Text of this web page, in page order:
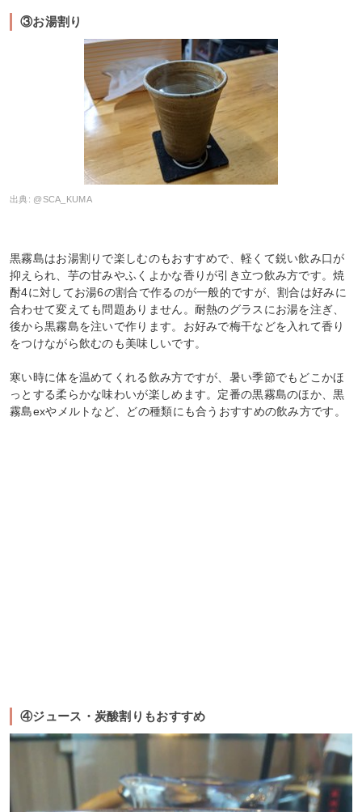
③お湯割り
出典: @SCA_KUMA
黒霧島はお湯割りで楽しむのもおすすめで、軽くて鋭い飲み口が
抑えられ、芋の甘みやふくよかな香りが引き立つ飲み方です。焼
酎4に対してお湯6の割合で作るのが一般的ですが、割合は好みに
合わせて変えても問題ありません。耐熱のグラスにお湯を注ぎ、
後から黒霧島を注いで作ります。お好みで梅干などを入れて香り
をつけながら飲むのも美味しいです。
寒い時に体を温めてくれる飲み方ですが、暑い季節でもどこかほ
っとする柔らかな味わいが楽しめます。定番の黒霧島のほか、黒
霧島exやメルトなど、どの種類にも合うおすすめの飲み方です。
④ジュース・炭酸割りもおすすめ